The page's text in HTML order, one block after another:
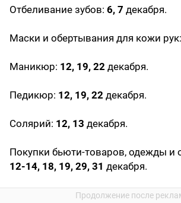
Отбеливание зубов: 6, 7 декабря.
Маски и обертывания для кожи рук:
Маникюр: 12, 19, 22 декабря.
Педикюр: 12, 19, 22 декабря.
Солярий: 12, 13 декабря.
Покупки бьюти-товаров, одежды и
12-14, 18, 19, 29, 31 декабря.